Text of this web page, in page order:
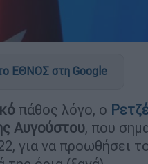
ΕΘΝΟΣ στη Google
πάθος λόγο, ο
Αυγούστου, που
για να προωθήσει